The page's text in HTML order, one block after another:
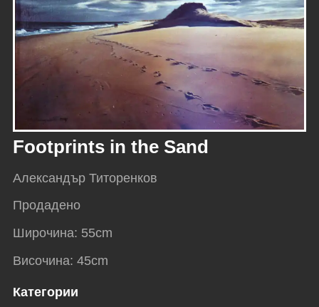
Footprints in the Sand
Александър Титоренков
Продадено
Широчина: 55cm
Височина: 45cm
Категории